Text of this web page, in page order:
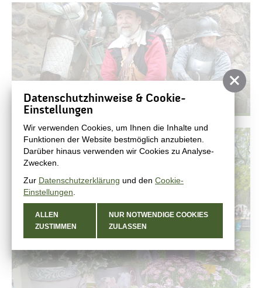
Schwertkämpfertreffen
Datenschutzhinweise & Cookie-
Einstellungen
Wir verwenden Cookies, um Ihnen die Inhalte und
Funktionen der Website bestmöglich anzubieten.
Darüber hinaus verwenden wir Cookies zu Analyse-
Zwecken.
Zur Datenschutzerklärung und den Cookie-
Einstellungen
ALLEN
ZUSTIMMEN
NUR NOTWENDIGE COOKIES
ZULASSEN